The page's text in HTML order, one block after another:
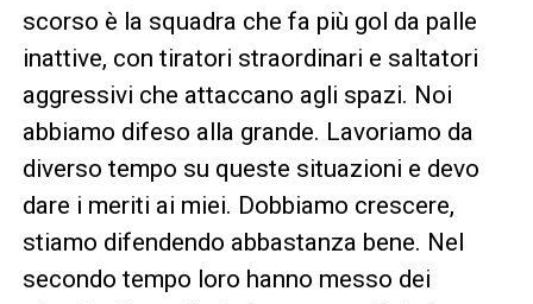
scorso è la squadra che fa più gol da palle
inattive, con tiratori straordinari e saltatori
aggressivi che attaccano agli spazi. Noi
abbiamo difeso alla grande. Lavoriamo da
diverso tempo su queste situazioni e devo
dare i meriti ai miei. Dobbiamo crescere,
stiamo difendendo abbastanza bene. Nel
secondo tempo loro hanno messo dei